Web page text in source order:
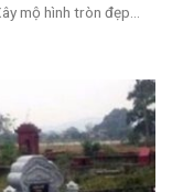
mộ hình tròn đẹp...